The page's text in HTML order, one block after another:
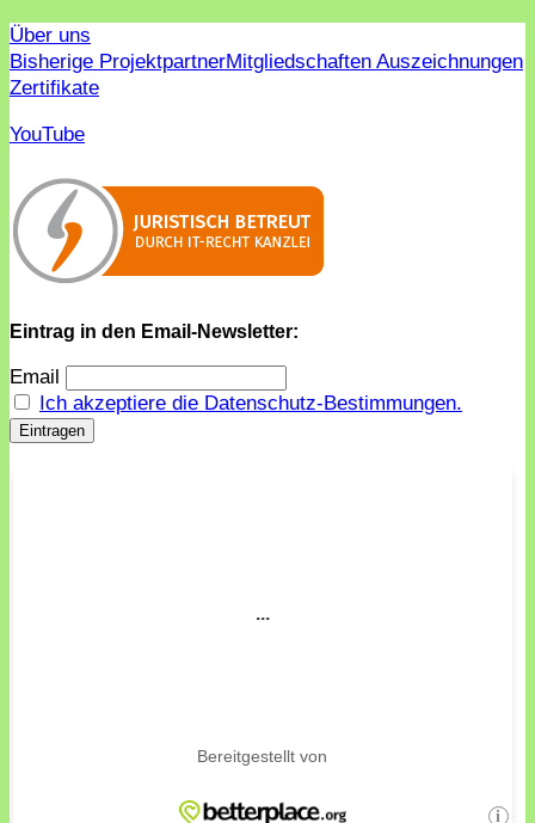
Über uns
Bisherige ProjektpartnerMitgliedschaften Auszeichnungen
Zertifikate
YouTube
Eintrag in den Email-Newsletter:
Email
Ich akzeptiere die Datenschutz-Bestimmungen.